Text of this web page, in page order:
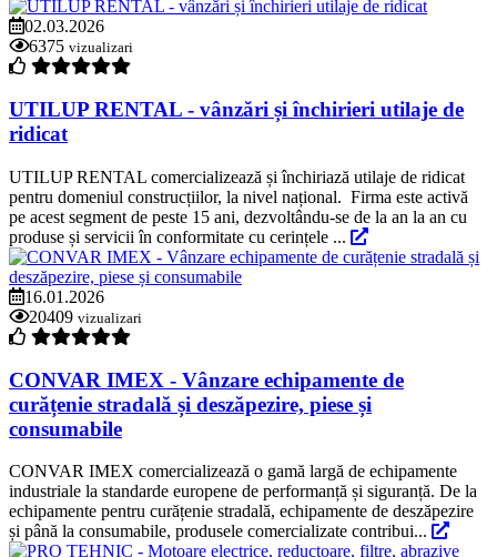
02.03.2026
6375 vizualizari
UTILUP RENTAL - vânzări și închirieri utilaje de
ridicat
UTILUP RENTAL comercializează și închiriază utilaje de ridicat
pentru domeniul construcțiilor, la nivel național. Firma este activă
pe acest segment de peste 15 ani, dezvoltându-se de la an la an cu
produse și servicii în conformitate cu cerințele ...
16.01.2026
20409 vizualizari
CONVAR IMEX - Vânzare echipamente de
curățenie stradală și deszăpezire, piese și
consumabile
CONVAR IMEX comercializează o gamă largă de echipamente
industriale la standarde europene de performanță și siguranță. De la
echipamente pentru curățenie stradală, echipamente de deszăpezire
și până la consumabile, produsele comercializate contribui...